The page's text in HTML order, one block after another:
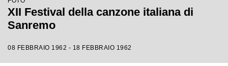
XII Festival della canzone italiana di
Sanremo
08 FEBBRAIO 1962 - 18 FEBBRAIO 1962